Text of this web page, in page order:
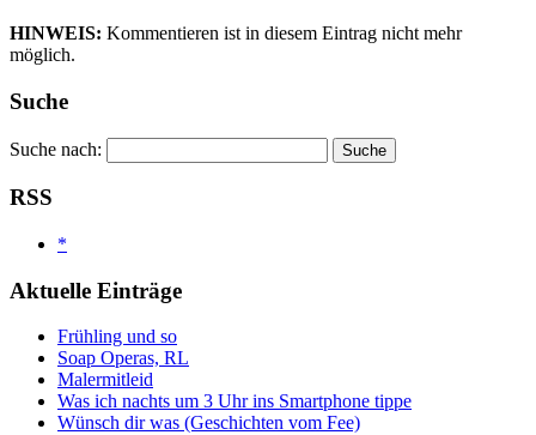
HINWEIS: Kommentieren ist in diesem Eintrag nicht mehr
möglich.
Suche
Suche nach:
RSS
*
Aktuelle Einträge
Frühling und so
Soap Operas, RL
Malermitleid
Was ich nachts um 3 Uhr ins Smartphone tippe
Wünsch dir was (Geschichten vom Fee)